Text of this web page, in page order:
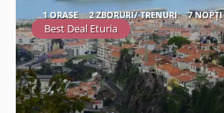
1 ORAȘE 2 ZBORURI/ TRENURI 7 NOPȚI
Best Deal Eturia